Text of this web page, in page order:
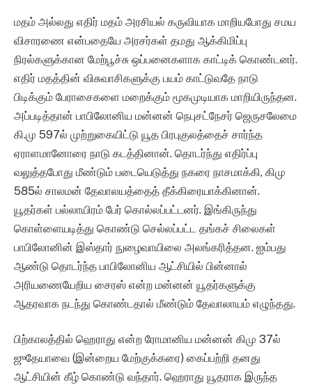
மதம் அல்லது எதிர் மதம் அரசியல் கருவியாக மாறியபோது சமய
விசாரணை என்பதையே அரசர்கள் தமது ஆக்கிமிப்பு
நிரல்களுக்கான மேற்பூச்சு ஒப்பனைகளாக காட்டிக் கொண்டனர்.
எதிர் மதத்தின் விசுவாசிகளுக்கு பயம் காட்டுவதே நாடு
பிடிக்கும் பேராசைகளை மறைக்கும் மூகமுடியாக மாறியிருந்தன.
அப்படித்தான் பாபிலோனிய மன்னன் நெபுசட்நேசர் ஜெருசலேமை
கி.மு 597ல் முற்றுகையிட்டு யூத பிரபுகுலத்தைச் சார்ந்த
ஏராளமானோரை நாடு கடத்தினான். தொடர்ந்து எதிர்ப்பு
வலுத்தபோது மீண்டும் படையெடுத்து நகரை நாசமாக்கி, கிமு
585ல் சாலமன் தேவாலயத்தைத் தீக்கிரையாக்கினான்.
யூதர்கள் பல்லாயிரம் பேர் கொல்லப்பட்டனர். இங்கிருந்து
கொள்ளையடித்து கொண்டு செல்லப்பட்ட தங்கச் சிலைகள்
பாபிலோனின் இஸ்தார் நுழைவாயிலை அலங்கரித்தன. ஐம்பது
ஆண்டு தொடர்ந்த பாபிலோனிய ஆட்சியில் பின்னால்
அரியணையேறிய சைரஸ் என்ற மன்னன் யூதர்களுக்கு
ஆதரவாக நடந்து கொண்டதால் மீண்டும் தேவாலாயம் எழுந்தது.
பிற்காலத்தில் ஹெராது என்ற ரோமானிய மன்னன் கிமு 37ல்
ஜுதேயாவை (இன்றைய மேற்குக்கரை) கைப்பற்றி தனது
ஆட்சியின் கீழ் கொண்டு வந்தார். ஹெராது யூதராக இருந்த